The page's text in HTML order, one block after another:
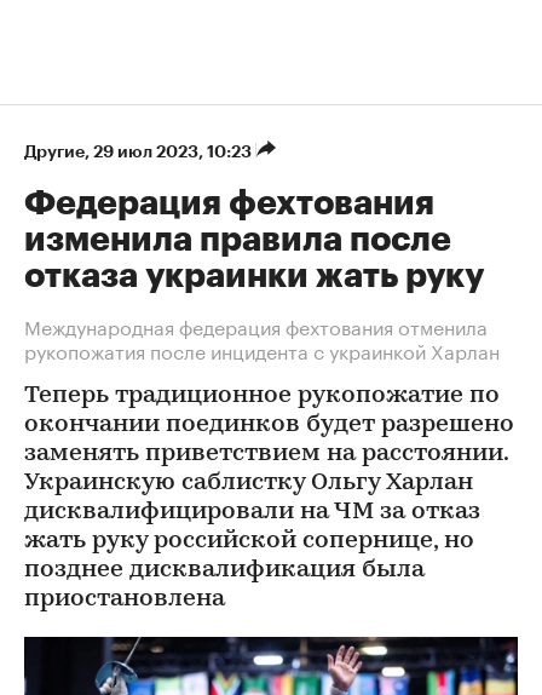
Другие⁠, 29 июл 2023, 10:23
Федерация фехтования
изменила правила после
отказа украинки жать руку
Международная федерация фехтования отменила
рукопожатия после инцидента с украинкой Харлан
Теперь традиционное рукопожатие по
окончании поединков будет разрешено
заменять приветствием на расстоянии.
Украинскую саблистку Ольгу Харлан
дисквалифицировали на ЧМ за отказ
жать руку российской сопернице, но
позднее дисквалификация была
приостановлена